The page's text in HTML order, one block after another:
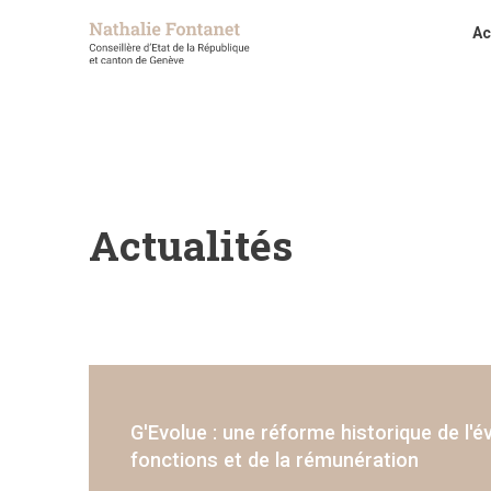
Actualités
G'Evolue : une réforme historique de
fonctions et de la rémunération
Simplification des relations avec
œuvre du principe "once only"
Comptes 2025 de l’Etat de Genève : un
millions
Rapport d'activité 2025 du bureau de
de prévention des violences (BPEV)